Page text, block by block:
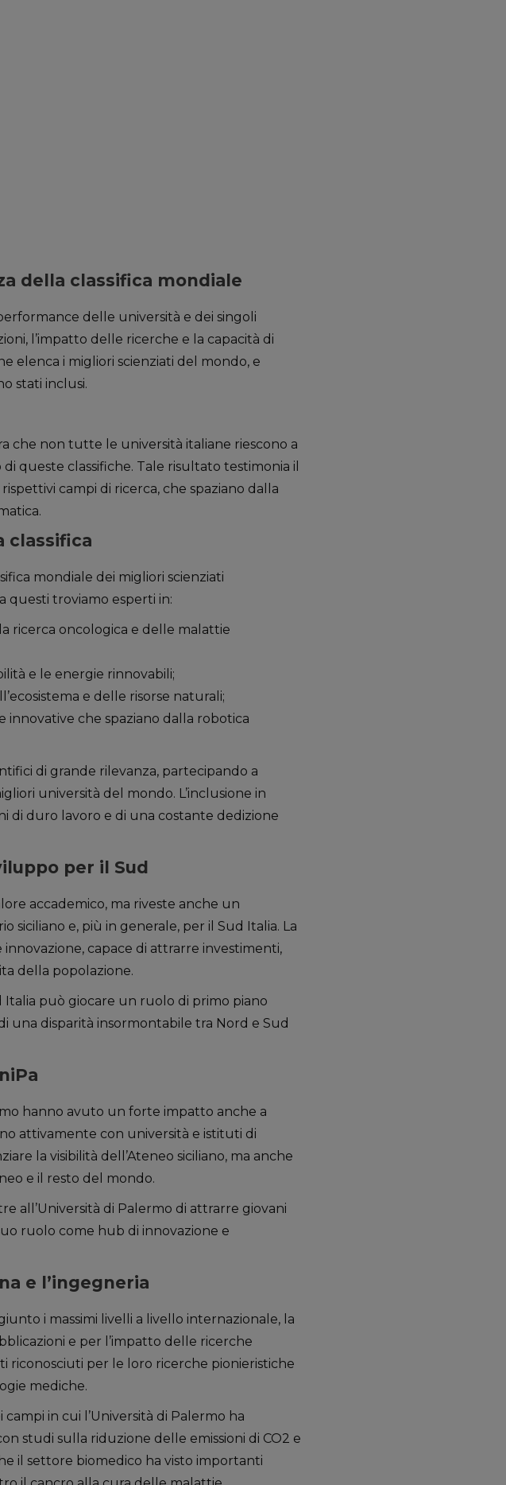
della classifica mondiale
delle università e dei singoli
l’impatto delle ricerche e la capacità di
elenca i migliori scienziati del mondo, e
stati inclusi.
che non tutte le università italiane riescono a
queste classifiche. Tale risultato testimonia il
campi di ricerca, che spaziano dalla
classifica
mondiale dei migliori scienziati
questi troviamo esperti in:
ricerca oncologica e delle malattie
e le energie rinnovabili;
e delle risorse naturali;
innovative che spaziano dalla robotica
di grande rilevanza, partecipando a
università del mondo. L’inclusione in
di duro lavoro e di una costante dedizione
per il Sud
accademico, ma riveste anche un
siciliano e, più in generale, per il Sud Italia. La
capace di attrarre investimenti,
della popolazione.
Italia può giocare un ruolo di primo piano
una disparità insormontabile tra Nord e Sud
hanno avuto un forte impatto anche a
attivamente con università e istituti di
la visibilità dell’Ateneo siciliano, ma anche
e il resto del mondo.
all’Università di Palermo di attrarre giovani
ruolo come hub di innovazione e
e l’ingegneria
i massimi livelli a livello internazionale, la
e per l’impatto delle ricerche
riconosciuti per le loro ricerche pionieristiche
mediche.
in cui l’Università di Palermo ha
studi sulla riduzione delle emissioni di CO2 e
il settore biomedico ha visto importanti